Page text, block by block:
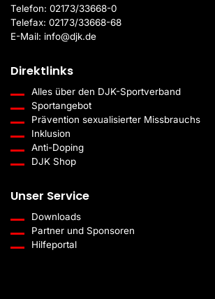
Telefon: 02173/33668-0
Telefax: 02173/33668-68
E-Mail: info@djk.de
Direktlinks
Alles über den DJK-Sportverband
Sportangebot
Prävention sexualisierter Missbrauchs
Inklusion
Anti-Doping
DJK Shop
Unser Service
Downloads
Partner und Sponsoren
Hilfeportal